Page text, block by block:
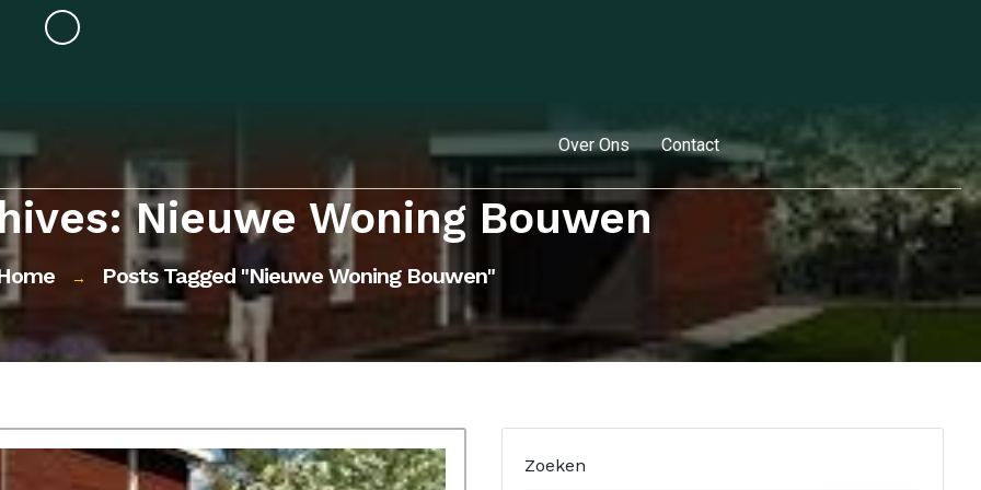
Over Ons Contact
Nieuwe Woning Bouwen
→ Posts Tagged "nieuwe Woning Bouwen"
Zoeken